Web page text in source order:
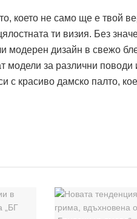
което не само ще е твой
ти визия. Без
модерен дизайн в свежо
модели за различни поводи
с красиво дамско палто,